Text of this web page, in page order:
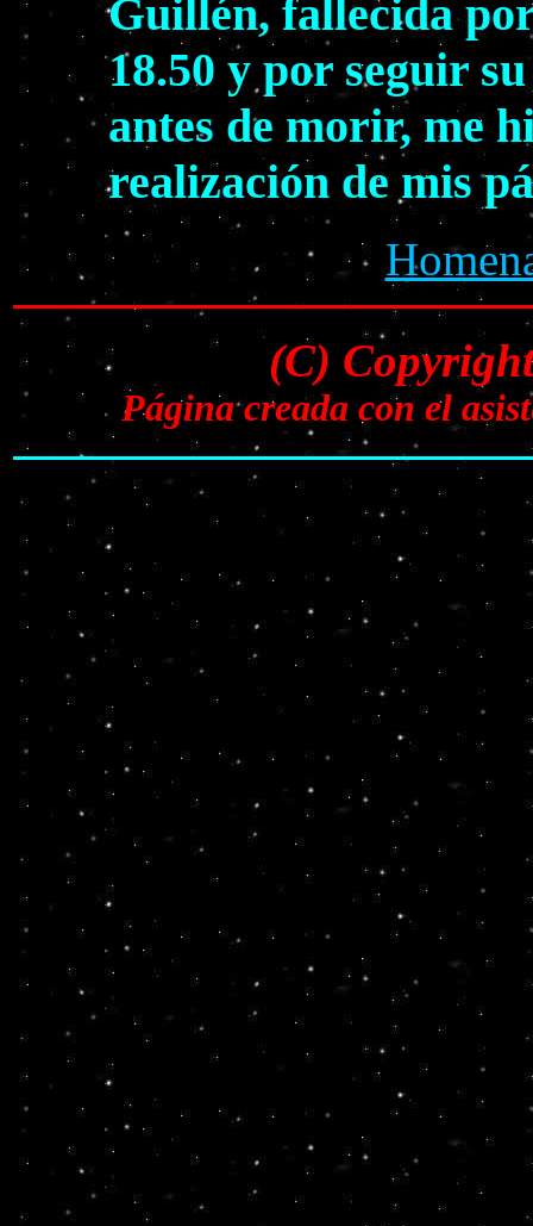
Guillén, fallecida
18.50 y por seguir
antes de morir, me
realización de mis
(C)
Página creada con el